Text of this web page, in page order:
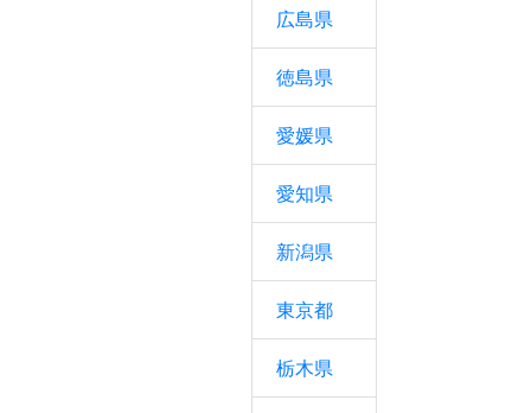
広島県
徳島県
愛媛県
愛知県
新潟県
東京都
栃木県